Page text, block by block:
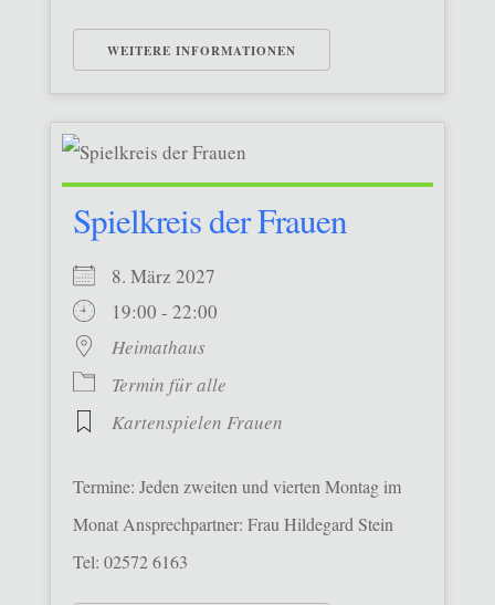
WEITERE INFORMATIONEN
Spielkreis der Frauen
8. März 2027
19:00 - 22:00
Heimathaus
Termin für alle
Kartenspielen Frauen
Termine: Jeden zweiten und vierten Montag im
Monat Ansprechpartner: Frau Hildegard Stein
Tel: 02572 6163